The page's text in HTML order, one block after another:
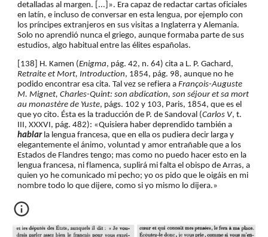
detalladas al margen. [...]». Era capaz de redactar cartas oficiales
en latín, e incluso de conversar en esta lengua, por ejemplo con
los príncipes extranjeros en sus visitas a Inglaterra y Alemania.
Solo no aprendió nunca el griego, aunque formaba parte de sus
estudios, algo habitual entre las élites españolas.
[138] H. Kamen (Enigma
Retraite et Mort, Introduction, 1854, pág. 98, aunque no he
podido encontrar esa cita. Tal vez se refiera a François-Auguste
M. Mignet, Charles-Quint: son abdication, son séjour et sa mort
au monastère de Yuste, págs. 102 y 103, Paris, 1854, que es el
que yo cito. Ésta es la traducción de P. de Sandoval (Carlos V, t.
hablar la lengua francesa, que en ella os pudiera decir larga y
elegantemente el ánimo, voluntad y amor entrañable que a los
Estados de Flandres tengo; mas como no puedo hacer esto en la
lengua francesa, ni flamenca, suplirá mi falta el obispo de Arras, a
quien yo he comunicado mi pecho; yo os pido que le oigáis en mi
nombre todo lo que dijere, como si yo mismo lo dijera.»